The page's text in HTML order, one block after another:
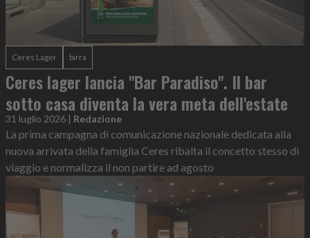
Ceres Lager birra
Ceres lager lancia "Bar Paradiso". Il bar
sotto casa diventa la vera meta dell'estate
31 luglio 2026 | Redazione
La prima campagna di comunicazione nazionale dedicata alla
nuova arrivata della famiglia Ceres ribalta il concetto stesso di
viaggio e normalizza il non partire ad agosto